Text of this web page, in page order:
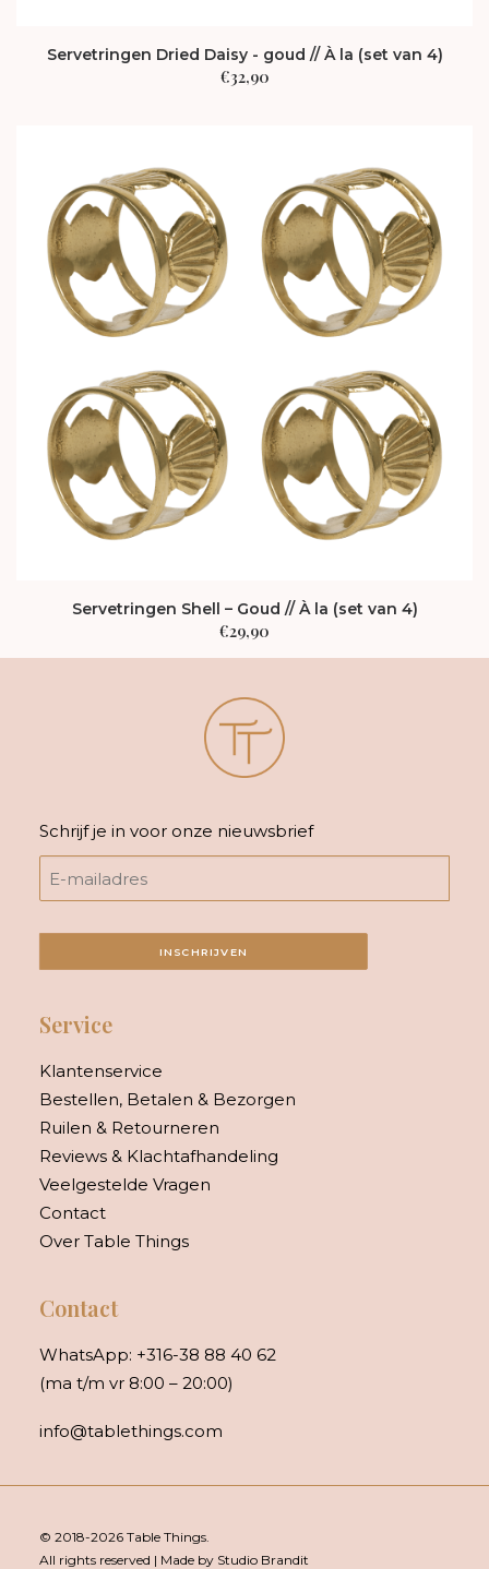
Servetringen Dried Daisy - goud // À la (set van 4)
€32,90
Servetringen Shell – Goud // À la (set van 4)
€29,90
Schrijf je in voor onze nieuwsbrief
INSCHRIJVEN
Service
Klantenservice
Bestellen, Betalen & Bezorgen
Ruilen & Retourneren
Reviews & Klachtafhandeling
Veelgestelde Vragen
Contact
Over Table Things
Contact
WhatsApp: +316-38 88 40 62
(ma t/m vr 8:00 – 20:00)
info@tablethings.com
© 2018-2026 Table Things.
All rights reserved | Made by Studio Brandit